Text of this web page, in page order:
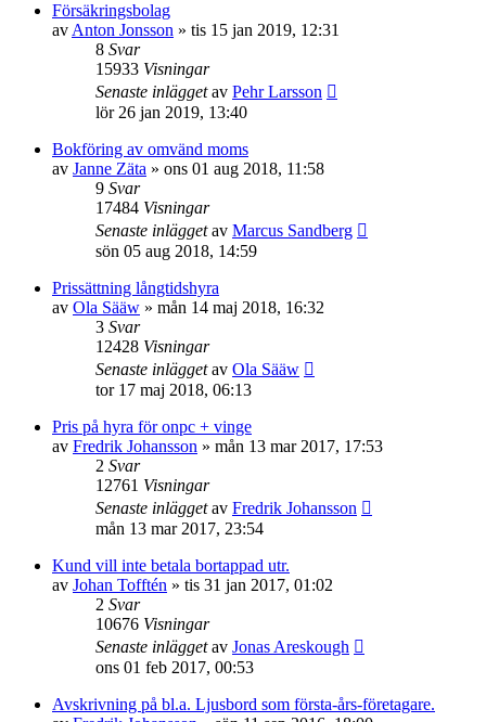
Försäkringsbolag
av Anton Jonsson » tis 15 jan 2019, 12:31
8 Svar
15933 Visningar
Senaste inläggetav Pehr Larsson
lör 26 jan 2019, 13:40
Bokföring av omvänd moms
av Janne Zäta » ons 01 aug 2018, 11:58
9 Svar
17484 Visningar
Senaste inläggetav Marcus Sandberg
sön 05 aug 2018, 14:59
Prissättning långtidshyra
av Ola Sääw » mån 14 maj 2018, 16:32
3 Svar
12428 Visningar
Senaste inläggetav Ola Sääw
tor 17 maj 2018, 06:13
Pris på hyra för onpc + vinge
av Fredrik Johansson » mån 13 mar 2017, 17:53
2 Svar
12761 Visningar
Senaste inläggetav Fredrik Johansson
mån 13 mar 2017, 23:54
Kund vill inte betala bortappad utr.
av Johan Tofftén » tis 31 jan 2017, 01:02
2 Svar
10676 Visningar
Senaste inläggetav Jonas Areskough
ons 01 feb 2017, 00:53
Avskrivning på bl.a. Ljusbord som första-års-företagare.